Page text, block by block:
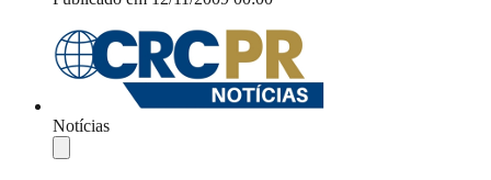
Notícias
Compartilhar